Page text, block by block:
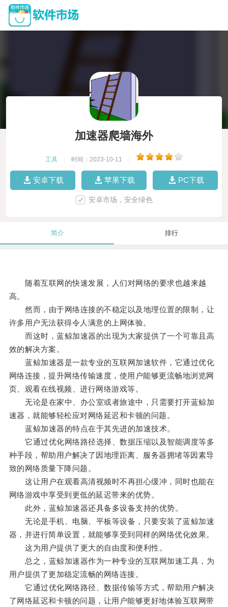
加速器爬墙海外
工具 时间：2023-10-11
安卓下载 苹果下载 PC下载
安卓市场，安全绿色
简介 排行
随着互联网的快速发展，人们对网络的要求也越来越
高。
然而，由于网络连接的不稳定以及地理位置的限制，让
许多用户无法获得令人满意的上网体验。
而这时，蓝鲸加速器的出现为大家提供了一个可靠且高
效的解决方案。
蓝鲸加速器是一款专业的互联网加速软件，它通过优化
网络连接，提升网络传输速度，使用户能够更流畅地浏览网
页、观看在线视频、进行网络游戏等。
无论是在家中、办公室或者旅途中，只需要打开蓝鲸加
速器，就能够轻松应对网络延迟和卡顿的问题。
蓝鲸加速器的特点在于其先进的加速技术。
它通过优化网络路径选择、数据压缩以及智能调度等多
种手段，帮助用户解决了因地理距离、服务器拥堵等因素导
致的网络质量下降问题。
这让用户在观看高清视频时不再担心缓冲，同时也能在
网络游戏中享受到更低的延迟带来的优势。
此外，蓝鲸加速器还具备多设备支持的优势。
无论是手机、电脑、平板等设备，只要安装了蓝鲸加速
器，并进行简单设置，就能够享受到同样的网络优化效果。
这为用户提供了更大的自由度和便利性。
总之，蓝鲸加速器作为一种专业的互联网加速工具，为
用户提供了更加稳定流畅的网络连接。
它通过优化网络路径、数据传输等方式，帮助用户解决
了网络延迟和卡顿的问题，让用户能够更好地体验互联网带